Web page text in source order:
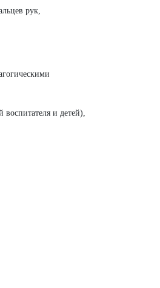
рук,
и детей),